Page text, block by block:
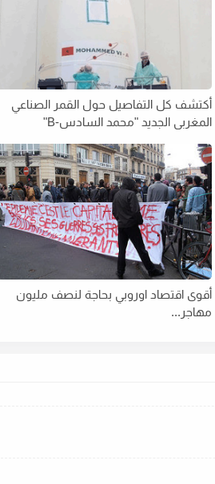
أكتشف كل التفاصيل حول القمر الصناعي
المغربي الجديد "محمد السادس-B"
أقوى اقتصاد اوروبي بحاجة لنصف مليون
مهاجر...